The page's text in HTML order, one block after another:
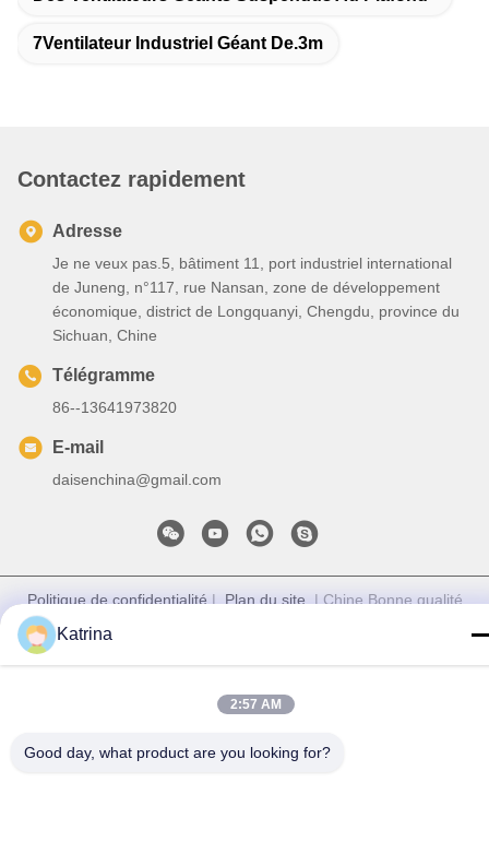
7Ventilateur Industriel Géant De.3m
Contactez rapidement
Adresse
Je ne veux pas.5, bâtiment 11, port industriel international
de Juneng, n°117, rue Nansan, zone de développement
économique, district de Longquanyi, Chengdu, province du
Sichuan, Chine
Télégramme
86--13641973820
E-mail
daisenchina@gmail.com
Politique de confidentialité| Plan du site| Chine Bonne qualité
Fan de plafond de HVLS Le fournisseur. 2020-2026 Sichuan
Junyi Industrial Equipment Co.,ltd Tous les droits réservés.
Katrina
2:57 AM
Good day, what product are you looking for?